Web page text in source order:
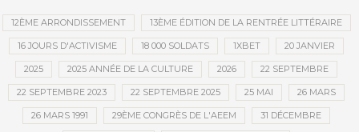
12ÈME ARRONDISSEMENT 13ÈME ÉDITION DE LA RENTRÉE LITTÉRAIRE
16 JOURS D'ACTIVISME 18 000 SOLDATS 1XBET 20 JANVIER
2025 2025 ANNÉE DE LA CULTURE 2026 22 SEPTEMBRE
22 SEPTEMBRE 2023 22 SEPTEMBRE 2025 25 MAI 26 MARS
26 MARS 1991 29ÈME CONGRÈS DE L'AEEM 31 DÉCEMBRE